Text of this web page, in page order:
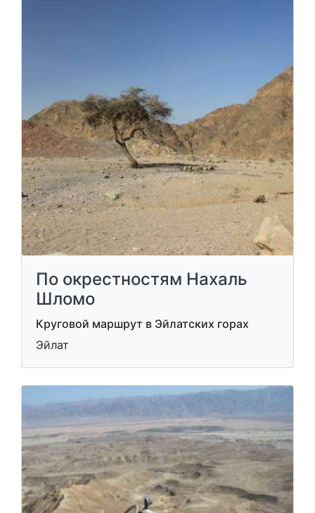
По окрестностям Нахаль
Шломо
Круговой маршрут в Эйлатских горах
Эйлат